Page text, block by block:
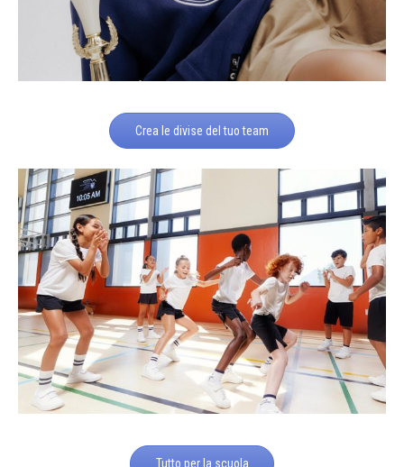
Crea le divise del tuo team
Tutto per la scuola